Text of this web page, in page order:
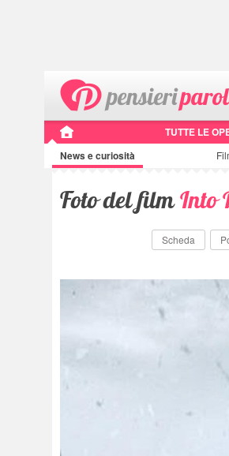
TUTTE LE
News e curiosità
Foto del filmInto
Scheda